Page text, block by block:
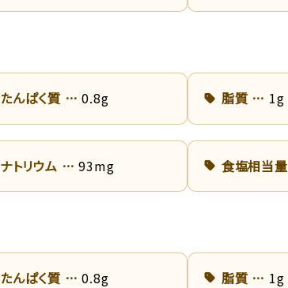
たんぱく質 0.8g 脂質 1g
ナトリウム 93mg 食塩相当量
たんぱく質 0.8g 脂質 1g